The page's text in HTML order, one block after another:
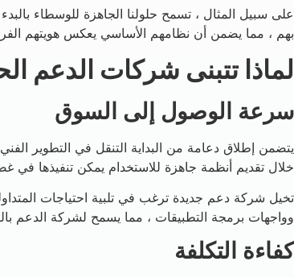
على سبيل المثال ، تسمح حلولنا الجاهزة للوسطاء
بهم ، مما يضمن أن نظامهم الأساسي يعكس هويتهم
لماذا تتبنى شركات الدعم
سرعة الوصول إلى السوق
يتضمن إطلاق دعامة من البداية التنقل في التطوير
خلال تقديم أنظمة جاهزة للاستخدام يمكن تنفيذها في
تخيل شركة دعم جديدة ترغب في تلبية احتياجات
وواجهات برمجة التطبيقات ، مما يسمح لشركة الدعم
كفاءة التكلفة